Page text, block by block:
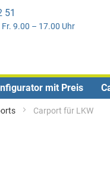
51
9.00 – 17.00 Uhr
mit Preis
Carport für LKW